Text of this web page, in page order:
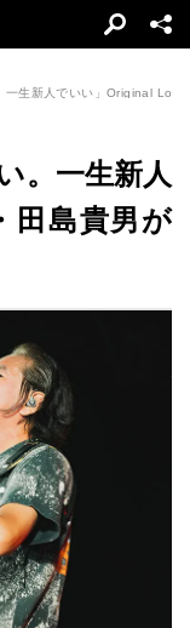
一生新人でいい」Original
。一生新人
田島貴男が